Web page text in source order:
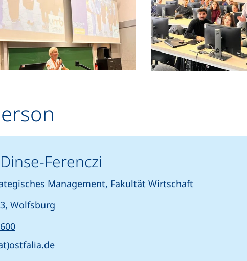
Ferenczi
Management, Fakultät Wirtschaft
Wolfsburg
(startet einen Telefonanruf, wenn Ihr Gerät dies
(öffnet Ihr E-Mail-Programm)